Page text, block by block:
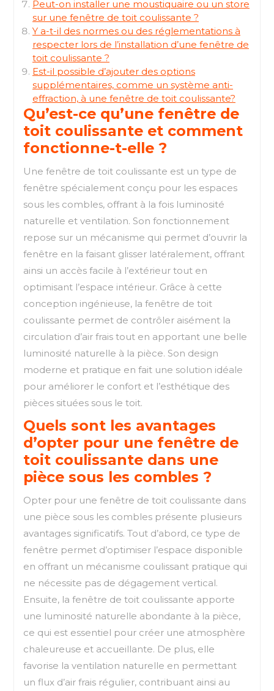
Peut-on installer une moustiquaire ou un store
sur une fenêtre de toit coulissante ?
Y a-t-il des normes ou des réglementations à
respecter lors de l’installation d’une fenêtre de
toit coulissante ?
Est-il possible d’ajouter des options
supplémentaires, comme un système anti-
effraction, à une fenêtre de toit coulissante?
Qu’est-ce qu’une fenêtre de
toit coulissante et comment
fonctionne-t-elle ?
Une fenêtre de toit coulissante est un type de
fenêtre spécialement conçu pour les espaces
sous les combles, offrant à la fois luminosité
naturelle et ventilation. Son fonctionnement
repose sur un mécanisme qui permet d’ouvrir la
fenêtre en la faisant glisser latéralement, offrant
ainsi un accès facile à l’extérieur tout en
optimisant l’espace intérieur. Grâce à cette
conception ingénieuse, la fenêtre de toit
coulissante permet de contrôler aisément la
circulation d’air frais tout en apportant une belle
luminosité naturelle à la pièce. Son design
moderne et pratique en fait une solution idéale
pour améliorer le confort et l’esthétique des
pièces situées sous le toit.
Quels sont les avantages
d’opter pour une fenêtre de
toit coulissante dans une
pièce sous les combles ?
Opter pour une fenêtre de toit coulissante dans
une pièce sous les combles présente plusieurs
avantages significatifs. Tout d’abord, ce type de
fenêtre permet d’optimiser l’espace disponible
en offrant un mécanisme coulissant pratique qui
ne nécessite pas de dégagement vertical.
Ensuite, la fenêtre de toit coulissante apporte
une luminosité naturelle abondante à la pièce,
ce qui est essentiel pour créer une atmosphère
chaleureuse et accueillante. De plus, elle
favorise la ventilation naturelle en permettant
un flux d’air frais régulier, contribuant ainsi au